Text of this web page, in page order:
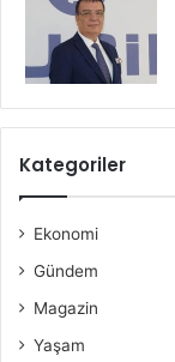
Kategoriler
Ekonomi
Gündem
Magazin
Yaşam